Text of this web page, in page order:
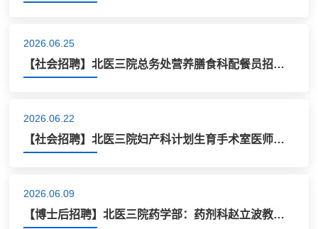
2026.06.25
【社会招聘】北医三院总务处营养膳食科配餐员招聘启事
2026.06.22
【社会招聘】北医三院妇产科计划生育手术室医师招聘启事
2026.06.09
【博士后招聘】北医三院药学部：药剂科赵立波教授课题组博士后招聘启事